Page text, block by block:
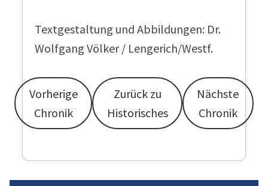
Textgestaltung und Abbildungen: Dr.
Wolfgang Völker / Lengerich/Westf.
Vorherige
Chronik
Zurück zu
Historisches
Nächste
Chronik